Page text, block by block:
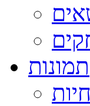
תמונות